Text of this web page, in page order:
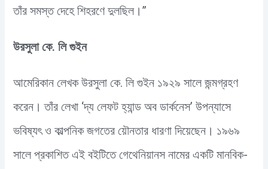
তাঁর সমস্ত দেহে শিহরণে দুলছিল।”
উরসুলা কে. লি গুইন
আমেরিকান লেখক উরসুলা কে. লি গুইন ১৯২৯ সালে জন্মগ্রহণ
করেন। তাঁর লেখা ‘দ্য লেফট হ্যান্ড অব ডার্কনেস’ উপন্যাসে
ভবিষ্যৎ ও কাল্পনিক জগতের য়ৌনতার ধারণা দিয়েছেন। ১৯৬৯
সালে প্রকাশিত এই বইটিতে গেথেনিয়ানস নামের একটি মানবিক-